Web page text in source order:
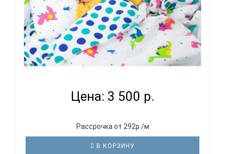
ВОМБАТИК CLASSIC COLLECTION ДИНОЗАВРИКИ -
Цена: 3 500 р.
Рассрочка от 292р./м
В КОРЗИНУ